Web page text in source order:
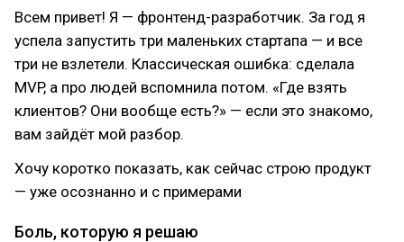
Всем привет! Я — фронтенд-разработчик. За год я
успела запустить три маленьких стартапа — и все
три не взлетели. Классическая ошибка: сделала
MVP, а про людей вспомнила потом. «Где взять
клиентов? Они вообще есть?» — если это знакомо,
вам зайдёт мой разбор.
Хочу коротко показать, как сейчас строю продукт
— уже осознанно и с примерами
Боль, которую я решаю